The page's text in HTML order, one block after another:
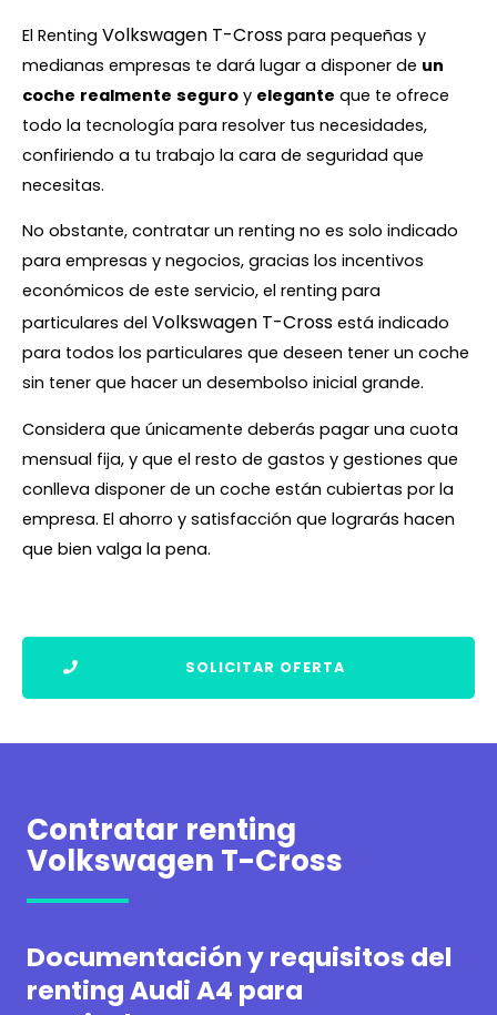
El Renting Volkswagen T-Cross para pequeñas y
medianas empresas te dará lugar a disponer de un
coche realmente seguro y elegante que te ofrece
todo la tecnología para resolver tus necesidades,
confiriendo a tu trabajo la cara de seguridad que
necesitas.
No obstante, contratar un renting no es solo indicado
para empresas y negocios, gracias los incentivos
económicos de este servicio, el renting para
particulares del Volkswagen T-Cross está indicado
para todos los particulares que deseen tener un coche
sin tener que hacer un desembolso inicial grande.
Considera que únicamente deberás pagar una cuota
mensual fija, y que el resto de gastos y gestiones que
conlleva disponer de un coche están cubiertas por la
empresa. El ahorro y satisfacción que lograrás hacen
que bien valga la pena.
SOLICITAR OFERTA
Contratar renting
Volkswagen T-Cross
Documentación y requisitos del
renting Audi A4 para